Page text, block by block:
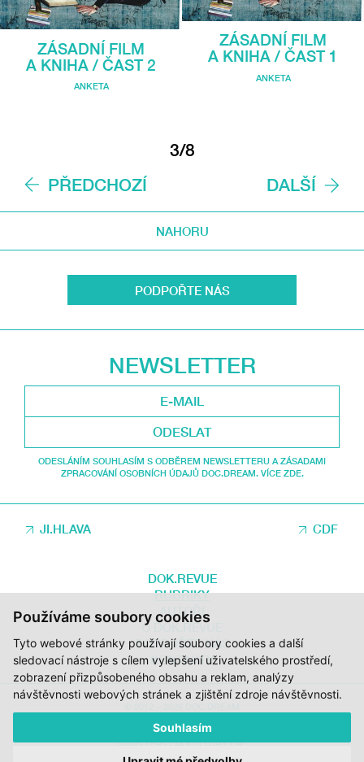
Používáme soubory cookies
Tyto webové stránky používají soubory cookies a další
sledovací nástroje s cílem vylepšení uživatelského prostředí,
zobrazení přizpůsobeného obsahu a reklam, analýzy
návštěvnosti webových stránek a zjištění zdroje návštěvnosti.
Souhlasím
ZÁSADNÍ FILM
A KNIHA / ČAST 2
ANKETA
ZÁSADNÍ FILM
A KNIHA / ČAST 1
ANKETA
PŘEDCHOZÍ
3/8
DALŠÍ
NAHORU
PODPOŘTE NÁS
NEWSLETTER
ODESLAT
ODESLÁNÍM SOUHLASÍM S ODBĚREM NEWSLETTERU A ZÁSADAMI
ZPRACOVÁNÍ OSOBNÍCH ÚDAJŮ DOC.DREAM. VÍCE ZDE.
JI.HLAVA CDF
DOK.REVUE
RUBRIKY
AUTOŘI
O DOK.REVUE
PODPOŘTE NÁS
KONTAKTY
ZA PODPORY STÁTNÍHO FONDU KINEMATOGRAFIE, KRAJE VYSOČINA A
MINISTERSTVA KULTURY ČR.